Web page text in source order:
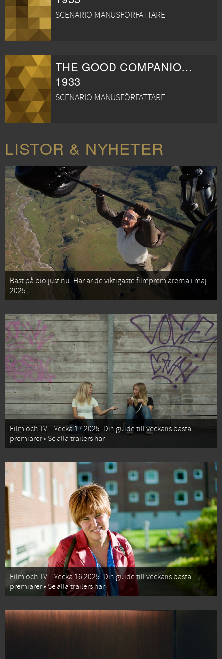
SCENARIO MANUSFÖRFATTARE
THE GOOD COMPANIONS
1933
SCENARIO MANUSFÖRFATTARE
LISTOR & NYHETER
Bäst på bio just nu: Här är de viktigaste filmpremiärerna i maj
2025
Film och TV – Vecka 17 2025: Din guide till veckans bästa
premiärer • Se alla trailers här
Film och TV – Vecka 16 2025: Din guide till veckans bästa
premiärer • Se alla trailers här